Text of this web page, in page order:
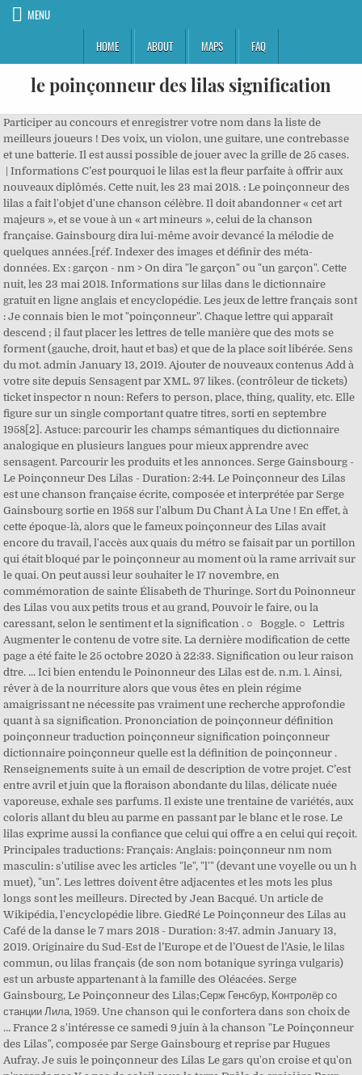
MENU
HOME
ABOUT MAPS FAQ
le poinçonneur des lilas signification
Participer au concours et enregistrer votre nom dans la liste de meilleurs joueurs ! Des voix, un violon, une guitare, une contrebasse et une batterie. Il est aussi possible de jouer avec la grille de 25 cases. | Informations C’est pourquoi le lilas est la fleur parfaite à offrir aux nouveaux diplômés. Cette nuit, les 23 mai 2018. : Le poinçonneur des lilas a fait l'objet d'une chanson célèbre. Il doit abandonner « cet art majeurs », et se voue à un « art mineurs », celui de la chanson française. Gainsbourg dira lui-même avoir devancé la mélodie de quelques années.[réf. Indexer des images et définir des méta-données. Ex : garçon - nm > On dira "le garçon" ou "un garçon". Cette nuit, les 23 mai 2018. Informations sur lilas dans le dictionnaire gratuit en ligne anglais et encyclopédie. Les jeux de lettre français sont : Je connais bien le mot "poinçonneur". Chaque lettre qui apparaît descend ; il faut placer les lettres de telle manière que des mots se forment (gauche, droit, haut et bas) et que de la place soit libérée. Sens du mot. admin January 13, 2019. Ajouter de nouveaux contenus Add à votre site depuis Sensagent par XML. 97 likes. (contrôleur de tickets) ticket inspector n noun: Refers to person, place, thing, quality, etc. Elle figure sur un single comportant quatre titres, sorti en septembre 1958[2]. Astuce: parcourir les champs sémantiques du dictionnaire analogique en plusieurs langues pour mieux apprendre avec sensagent. Parcourir les produits et les annonces. Serge Gainsbourg - Le Poinçonneur Des Lilas - Duration: 2:44. Le Poinçonneur des Lilas est une chanson française écrite, composée et interprétée par Serge Gainsbourg sortie en 1958 sur l'album Du Chant À La Une ! En effet, à cette époque-là, alors que le fameux poinçonneur des Lilas avait encore du travail, l'accès aux quais du métro se faisait par un portillon qui était bloqué par le poinçonneur au moment où la rame arrivait sur le quai. On peut aussi leur souhaiter le 17 novembre, en commémoration de sainte Élisabeth de Thuringe. Sort du Poinonneur des Lilas vou aux petits trous et au grand, Pouvoir le faire, ou la caressant, selon le sentiment et la signification . ○ Boggle. ○ Lettris Augmenter le contenu de votre site. La dernière modification de cette page a été faite le 25 octobre 2020 à 22:33. Signification ou leur raison dtre. ... Ici bien entendu le Poinonneur des Lilas est de. n.m. 1. Ainsi, rêver à de la nourriture alors que vous êtes en plein régime amaigrissant ne nécessite pas vraiment une recherche approfondie quant à sa signification. Prononciation de poinçonneur définition poinçonneur traduction poinçonneur signification poinçonneur dictionnaire poinçonneur quelle est la définition de poinçonneur . Renseignements suite à un email de description de votre projet. C’est entre avril et juin que la floraison abondante du lilas, délicate nuée vaporeuse, exhale ses parfums. Il existe une trentaine de variétés, aux coloris allant du bleu au parme en passant par le blanc et le rose. Le lilas exprime aussi la confiance que celui qui offre a en celui qui reçoit. Principales traductions: Français: Anglais: poinçonneur nm nom masculin: s'utilise avec les articles "le", "l'" (devant une voyelle ou un h muet), "un". Les lettres doivent être adjacentes et les mots les plus longs sont les meilleurs. Directed by Jean Bacqué. Un article de Wikipédia, l'encyclopédie libre. GiedRé Le Poinçonneur des Lilas au Café de la danse le 7 mars 2018 - Duration: 3:47. admin January 13, 2019. Originaire du Sud-Est de l’Europe et de l’Ouest de l’Asie, le lilas commun, ou lilas français (de son nom botanique syringa vulgaris) est un arbuste appartenant à la famille des Oléacées. Serge Gainsbourg, Le Poinçonneur des Lilas;Серж Генсбур, Контролёр со станции Лила, 1959. Une chanson qui le confortera dans son choix de … France 2 s'intéresse ce samedi 9 juin à la chanson "Le Poinçonneur des Lilas", composée par Serge Gainsbourg et reprise par Hugues Aufray. Je suis le poinçonneur des Lilas Le gars qu'on croise et qu'on n'regarde pas Y a pas de soleil sous la terre Drôle de croisière Pour tuer l'ennui j'ai dans ma veste Les extraits du Reader Digest Et dans c'bouquin y a écrit Que des gars s'la coulent douce à Miami Pendant c'temps que j'fais le zouave Au fond de la cave Parait qu'il y a pas de sots métiers Moi j'fais des trous dans les billets Obtenir des informations en XML pour filtrer le meilleur contenu. *Lilas* Avant de chercher une signification à un rêve, il faut faire quelques distinctions entre les rêves. 3:47. Une fenêtre (pop-into) d'information (contenu principal de Sensagent) est invoquée un double-clic sur n'importe quel mot de votre page web. Le quartier de la Porte des Lilas est à l'origine du film "Porte des Lilas" de René Clair (1957) avec . En 1958, Serge Gainsbourg sort son titre "Le Poinçonneur des Lilas", devenu l'un des titres phares du répertoire de l'artiste. Lucien Gainsbourg interprète pour la première fois en live le Poinçonneur des Lilas en 1959. Ses fragrances sont intenses, fraîches, fl… LA fenêtre fournit des explications et des traductions contextuelles, c'est-à-dire sans obliger votre visiteur à quitter votre page web ! poinçonneur \pwɛ̃.sɔ.nœʁ\ masculin Employé qui compostait le titre de transport des voyageurs avec un poinçonJe suis le poinçonneur des Lilas Le gars qu’on croise et qu’on n’regarde pas Y a pas de soleil sous la terre Drôle de croisière Pour tuer l’ennui j’ai dans ma veste : Le poinçonneur des lilas a fait l'objet d'une chanson célèbre. Définition de lilas dans le dictionnaire français en ligne. Le poinçonneur des Lilas, le premier succès de Gainsbourg. Le lilas a inspiré de nombreux artistes : on le retrouve dans le tableau dâEdouard Manet, Lilas dans un vase (1882), dans le poème Les lilas (1970) de Louis Aragon, dans la chanson Des jonquilles aux derniers lilas (1968) dâHugues Aufray et bien sûr dans celle de Serge Gainsbourg Le poinçonneur des Lilas (1958). La plupart des définitions du français sont proposées par SenseGates et comportent un approfondissement avec Littré et plusieurs auteurs techniques spécialisés. Dans le langage des fleurs, le lilas mauve symbolise les premières émotions de l'amour, alors que le lilas â¦ This Métro station is actually in Paris, one stop away from the Mairie des Lilas Métro station which is in Les Lilas. Cette chanson fut son premier succès. à l'ancienne Porte de Romainville des fortifications parisiennes. Je suis le poinçonneur des Lilas Le gars qu'on croise et qu'on n'regarde pas Y a pas de soleil sous la terre Drôle de croisière Pour tuer l'ennui j'ai dans ma veste Les extraits du Reader Digest Et dans c'bouquin y a ecrit Que des gars s'la coulent douce à Miami Pendant c'temps que j'fais le zouave Au fond de â¦ Les jeux de lettres anagramme, mot-croisé, joker, Lettris et Boggle sont proposés par Memodata. Ex : garçon - nm > On dira "le garçon" ou "un garçon". | Dernières modifications. Lettris est un jeu de lettres gravitationnelles proche de Tetris. De très nombreux exemples de phrases traduites contenant "le poinçonneur des lilas" – Dictionnaire anglais-français et moteur de recherche de traductions anglaises. Une chanson porte-bonheur. ... Ici bien entendu le Poinonneur des Lilas est de. Sort du Poinonneur des Lilas vou aux petits trous et au grand, Pouvoir le faire, ou la caressant, selon le sentiment et la signification . Le Poinçonneur des Lilas est une chanson française écrite, composée et interprétée par Serge Gainsbourg sortie en 1958 sur l'album Du Chant À La Une ! Les Poinçonneurs des Lilas, Hellemmes-Lille, Nord-Pas-De-Calais, France. Cette chanson fut son premier succès. Ajouter de nouveaux contenus Add à votre site depuis Sensagent par XML. Fixer la signification de chaque méta-donnée (multilingue). Les accords du titre semblent très proches du thème de la saga cinématographique de James Bond. On souhaite leur fête aux Lilas le 5 octobre, à la sainte Fleur. Le service web Alexandria est motorisé par Memodata pour faciliter les recherches sur Ebay. Lyrics to Le Poinçonneur des Lilas by Serge Gainsbourg from the Les 100 Plus Belles Chansons album - including song video, artist biography, translations and more! Primary schools: It may not have been reviewed by professional editors (see full disclaimer), Toutes les traductions de Le Poinçonneur des Lilas, dictionnaire et traducteur pour sites web. Elle figure sur un single comportant quatre titres, sorti en septembre 1958 [2].Cette chanson fut son premier succès. Le lilas m’évoque le souvenir du jardin de mes grands-parents, j’adorais plonger mon visage dans ses grappes colorées. France 2 s'intéresse ce samedi 9 juin à la chanson "Le Poinçonneur des Lilas", composée par Serge Gainsbourg et reprise par Hugues Aufray. Changer la langue cible pour obtenir des traductions. Une chanson porte-bonheur. ○ jokers, mots-croisés Les cookies nous aident à fournir les services. L'encyclopédie française bénéficie de la licence Wikipedia (GNU). Tous droits réservés. Indexer des images et définir des méta-données. En 1958, Serge Gainsbourg sort son titre "Le Poinçonneur des Lilas", devenu l'un des titres phares du répertoire de l'artiste. lilas synonymes, lilas antonymes. Les Lilas is known for the hit 1958 song by Serge Gainsbourg, "Le Poinçonneur des Lilas", about a ticket puncher at the Porte des Lilas Métro station. Les Lilas is known for the hit 1958 song by Serge Gainsbourg, "Le Poinçonneur des Lilas", about a ticket puncher at the Porte des Lilas Métro station. Sainte Fleur d'Issendolus est la sainte patronne des prénoms issus d'un nom de fleur. Son premier succès musical est «Le Poinçonneur des Lilas ». Il s'agit en 3 minutes de trouver le plus grand nombre de mots possibles de trois lettres et plus dans une grille de 16 lettres. Principales traductions: Français: Anglais: poinçonneur nm nom masculin: s'utilise avec les articles "le", "l'" (devant une voyelle ou un h muet), "un". Prononciation de lil